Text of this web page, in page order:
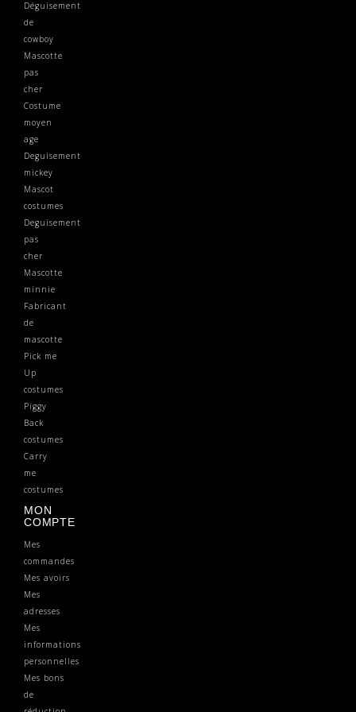
Déguisement
de
cowboy
Mascotte
pas
cher
Costume
moyen
age
Deguisement
mickey
Mascot
costumes
Deguisement
pas
cher
Mascotte
minnie
Fabricant
de
mascotte
Pick me
Up
costumes
Piggy
Back
costumes
Carry
me
costumes
MON
COMPTE
Mes
commandes
Mes avoirs
Mes
adresses
Mes
informations
personnelles
Mes bons
de